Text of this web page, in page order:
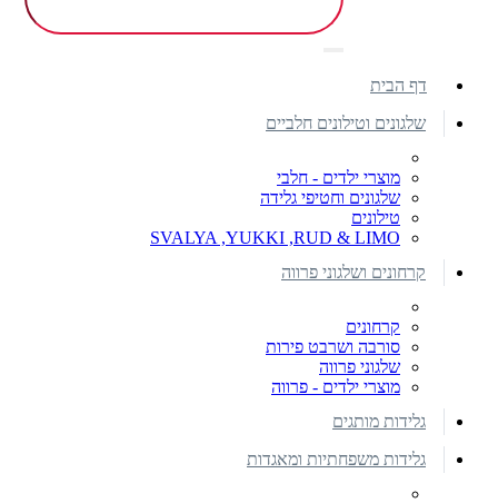
דף הבית
שלגונים וטילונים חלביים
מוצרי ילדים - חלבי
שלגונים וחטיפי גלידה
טילונים
SVALYA ,YUKKI ,RUD & LIMO
קרחונים ושלגוני פרווה
קרחונים
סורבה ושרבט פירות
שלגוני פרווה
מוצרי ילדים - פרווה
גלידות מותגים
גלידות משפחתיות ומאגדות